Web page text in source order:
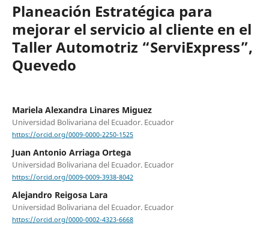
Planeación Estratégica para
mejorar el servicio al cliente en el
Taller Automotriz “ServiExpress”,
Quevedo
Mariela Alexandra Linares Miguez
Universidad Bolivariana del Ecuador. Ecuador
https://orcid.org/0009-0000-2250-1525
Juan Antonio Arriaga Ortega
Universidad Bolivariana del Ecuador. Ecuador
https://orcid.org/0009-0009-3938-8042
Alejandro Reigosa Lara
Universidad Bolivariana del Ecuador. Ecuador
https://orcid.org/0000-0002-4323-6668